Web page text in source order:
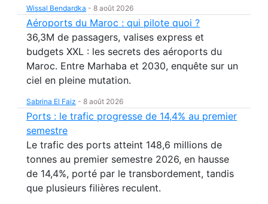
Wissal Bendardka - 8 août 2026
Aéroports du Maroc : qui pilote quoi ?
36,3M de passagers, valises express et
budgets XXL : les secrets des aéroports du
Maroc. Entre Marhaba et 2030, enquête sur un
ciel en pleine mutation.
Sabrina El Faiz - 8 août 2026
Ports : le trafic progresse de 14,4% au premier
semestre
Le trafic des ports atteint 148,6 millions de
tonnes au premier semestre 2026, en hausse
de 14,4%, porté par le transbordement, tandis
que plusieurs filières reculent.